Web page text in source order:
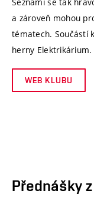
a zároveň mohou
tématech. Součástí
herny Elektrikárium.
WEB KLUBU
Přednášky